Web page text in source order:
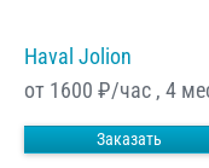
Haval Jolion
от 1600 ₽/час , 4
Заказать